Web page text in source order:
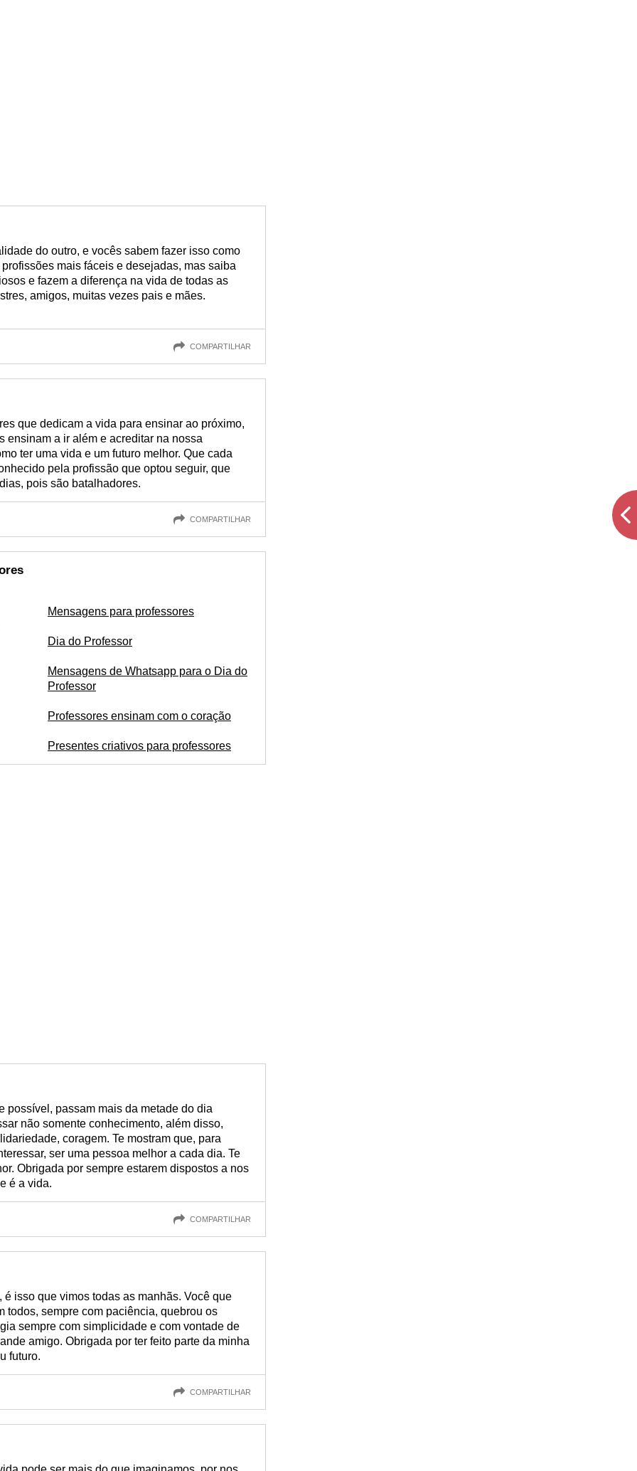
do outro, e vocês sabem fazer isso como
mais fáceis e desejadas, mas saiba
e fazem a diferença na vida de todas as
amigos, muitas vezes pais e mães.
COMPARTILHAR
que dedicam a vida para ensinar ao próximo,
ensinam a ir além e acreditar na nossa
ter uma vida e um futuro melhor. Que cada
pela profissão que optou seguir, que
pois são batalhadores.
COMPARTILHAR
Mensagens para professores
Dia do Professor
Mensagens de Whatsapp para o Dia do
Professor
Professores ensinam com o coração
Presentes criativos para professores
possível, passam mais da metade do dia
não somente conhecimento, além disso,
coragem. Te mostram que, para
ser uma pessoa melhor a cada dia. Te
Obrigada por sempre estarem dispostos a nos
é a vida.
COMPARTILHAR
isso que vimos todas as manhãs. Você que
todos, sempre com paciência, quebrou os
sempre com simplicidade e com vontade de
amigo. Obrigada por ter feito parte da minha
futuro.
COMPARTILHAR